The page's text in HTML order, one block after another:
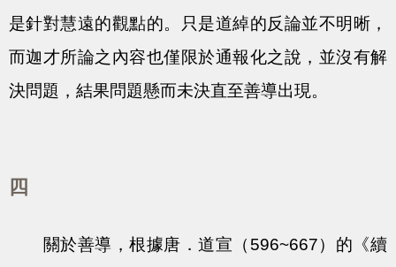
是針對慧遠的觀點的。只是道綽的反論並不明晰，
而迦才所論之內容也僅限於通報化之說，並沒有解
決問題，結果問題懸而未決直至善導出現。
四
關於善導，根據唐．道宣（596~667）的《續